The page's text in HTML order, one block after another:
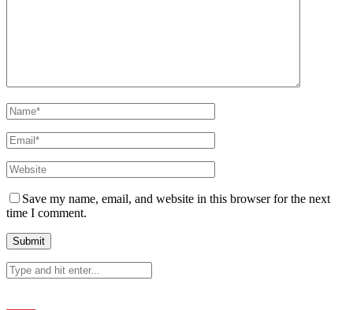
Save my name, email, and website in this browser for the next
time I comment.